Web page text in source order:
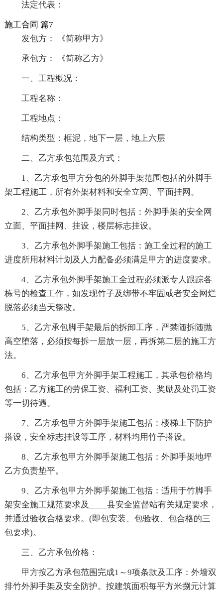
法定代表：
施工合同 篇7
发包方： 《简称甲方》
承包方： 《简称乙方》
一、工程概况：
工程名称：
工程地点：
结构类型：框泥，地下一层，地上六层
二、乙方承包范围及方式：
1、乙方承包甲方分包的外脚手架范围包括的外脚手
架工程施工，所有外架材料和安全立网、平面挂网。
2、乙方承包外脚手架同时包括：外脚手架的安全网
立面、平面挂网、挂设，楼层标志挂设。
3、乙方承包外脚手架施工包括：施工全过程的施工
进度所用材料计划及人力配备必须满足甲方的进度要求。
4、乙方承包外脚手架施工全过程必须派专人跟踪各
栋号的检查工作，如发现竹子及绑带不牢固或者安全网烂
脱落必须当天整改。
5、乙方承包脚手架最后的拆卸工序，严禁随拆随抛
高空堕落，必须按每拆一层放一层，再拆第二层的施工方
法。
6、乙方承包甲方外脚手架工程施工，其承包价格均
包括：乙方施工的劳保工资、福利工资、奖励及处罚工资
等一切待遇。
7、乙方承包甲方外脚手架施工包括：楼梯上下防护
搭设，安全标志挂设等工序，材料均用竹子搭设。
8、乙方承包甲方外脚手架施工包括：外脚手架地坪
乙方负责垫平。
9、乙方承包甲方外脚手架施工包括：适用于竹脚手
架安全施工规范要求及____县安全监督站有关规定要求，
并通过验收合格要求。(即包安装、包验收、包合格的三
包要求)。
三、乙方承包价格：
甲方按乙方承包范围完成1～9项条款及工序：外墙双
排竹外脚手架及安全防护。按建筑面积每平方米捌元计算